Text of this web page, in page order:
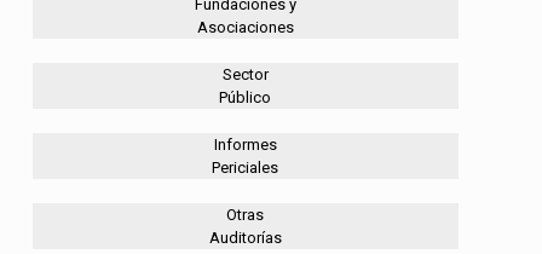
Fundaciones y
Asociaciones
Sector
Público
Informes
Periciales
Otras
Auditorías